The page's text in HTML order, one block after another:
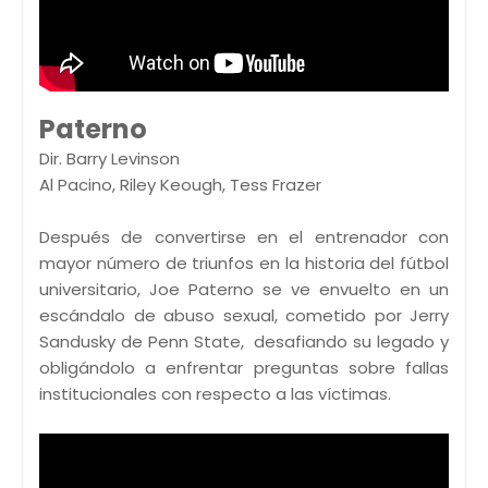
Paterno
Dir. Barry Levinson
Al Pacino, Riley Keough, Tess Frazer
Después de convertirse en el entrenador con
mayor número de triunfos en la historia del fútbol
universitario, Joe Paterno se ve envuelto en un
escándalo de abuso sexual, cometido por Jerry
Sandusky de Penn State, desafiando su legado y
obligándolo a enfrentar preguntas sobre fallas
institucionales con respecto a las víctimas.